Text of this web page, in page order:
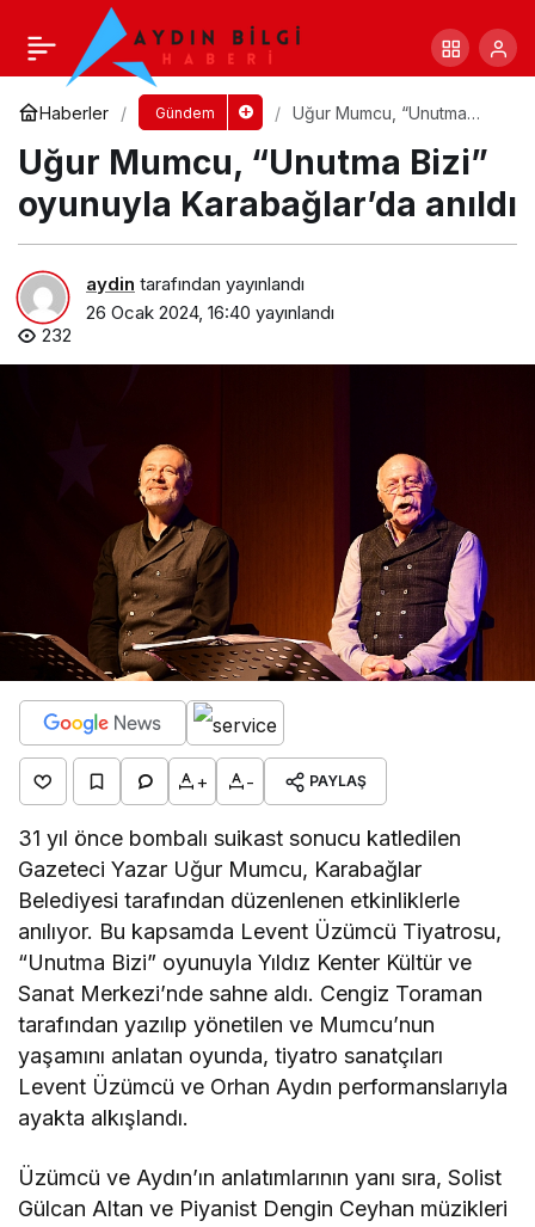
Haberler Gündem
Uğur Mumcu, “Unutma
Karabağlar’da anıldı
Uğur Mumcu, “Unutma Bizi”
oyunuyla Karabağlar’da anıldı
aydin tarafından yayınlandı
26 Ocak 2024, 16:40 yayınlandı
232
+ - PAYLAŞ
31 yıl önce bombalı suikast sonucu katledilen
Gazeteci Yazar Uğur Mumcu, Karabağlar
Belediyesi tarafından düzenlenen etkinliklerle
anılıyor. Bu kapsamda Levent Üzümcü Tiyatrosu,
“Unutma Bizi” oyunuyla Yıldız Kenter Kültür ve
Sanat Merkezi’nde sahne aldı. Cengiz Toraman
tarafından yazılıp yönetilen ve Mumcu’nun
yaşamını anlatan oyunda, tiyatro sanatçıları
Levent Üzümcü ve Orhan Aydın performanslarıyla
ayakta alkışlandı.
Üzümcü ve Aydın’ın anlatımlarının yanı sıra, Solist
Gülcan Altan ve Piyanist Dengin Ceyhan müzikleri
Ege Üniversitesinden Cumhurbaşkanı
Erdoğan’a teşekkürPaylaş